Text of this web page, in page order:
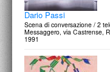
Dario Passi
Scena di conversazione / 2
Messaggero, via Castrense,
1991